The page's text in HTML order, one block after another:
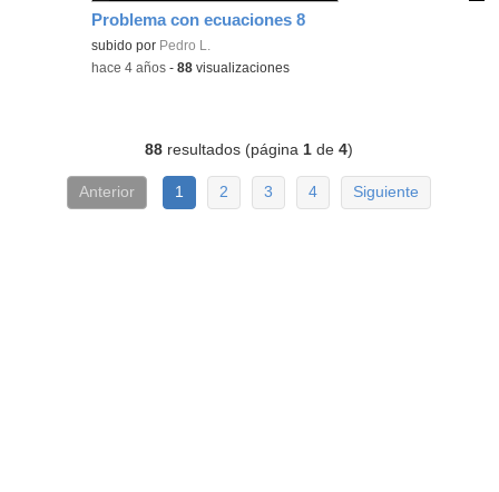
Problema con ecuaciones 8
Contenido educativo.
subido por Pedro L.
-hace 4 años -88 visualizaciones
88 resultados (página 1 de4)
Anterior 1 2 3 4 Siguiente